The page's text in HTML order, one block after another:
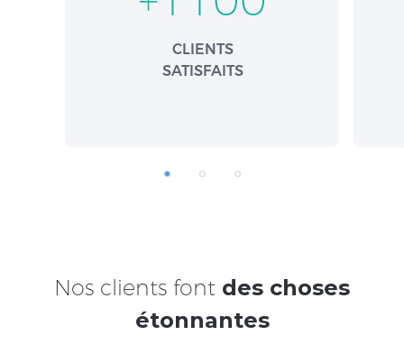
CLIENTS
SATISFAITS
Nos clients font des choses
étonnantes